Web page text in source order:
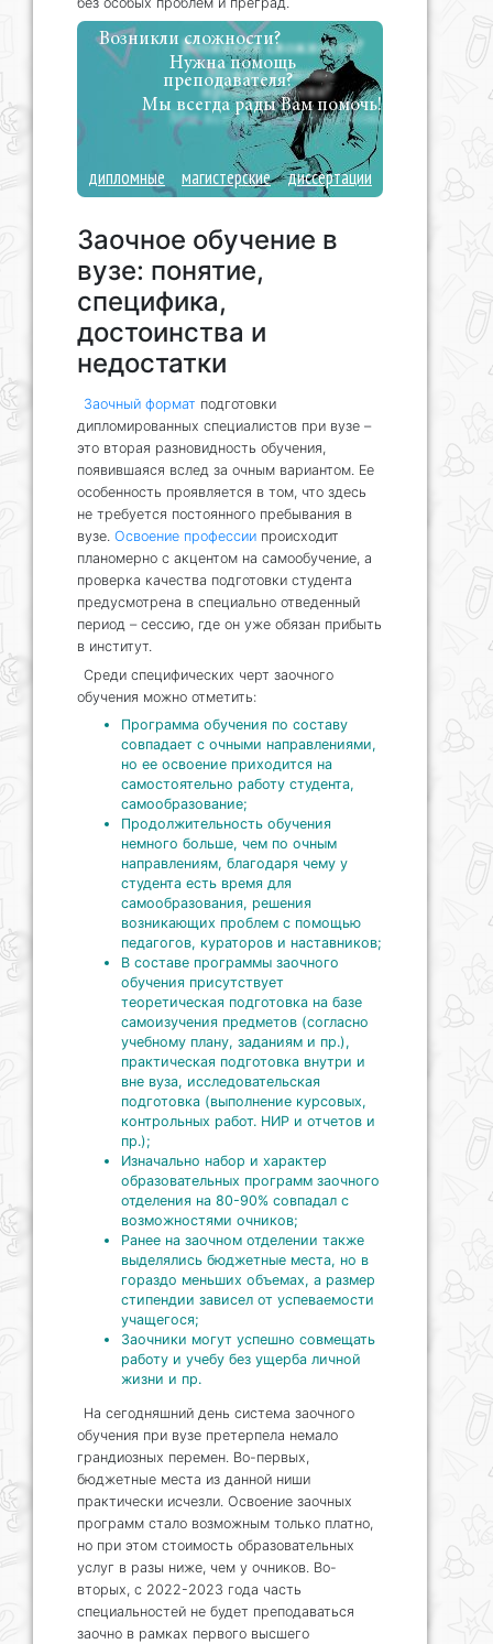
Возникли сложности?
Нужна помощь
преподавателя?
Мы всегда рады Вам помочь!
дипломные магистерские диссертации
Заочное обучение в
вузе: понятие,
специфика,
достоинства и
недостатки
Заочный формат подготовки
дипломированных специалистов при вузе –
это вторая разновидность обучения,
появившаяся вслед за очным вариантом. Ее
особенность проявляется в том, что здесь
не требуется постоянного пребывания в
вузе. Освоение профессии происходит
планомерно с акцентом на самообучение, а
проверка качества подготовки студента
предусмотрена в специально отведенный
период – сессию, где он уже обязан прибыть
в институт.
Среди специфических черт заочного
обучения можно отметить:
Программа обучения по составу
совпадает с очными направлениями,
но ее освоение приходится на
самостоятельно работу студента,
самообразование;
Продолжительность обучения
немного больше, чем по очным
направлениям, благодаря чему у
студента есть время для
самообразования, решения
возникающих проблем с помощью
педагогов, кураторов и наставников;
В составе программы заочного
обучения присутствует
теоретическая подготовка на базе
самоизучения предметов (согласно
учебному плану, заданиям и пр.),
практическая подготовка внутри и
вне вуза, исследовательская
подготовка (выполнение курсовых,
контрольных работ. НИР и отчетов и
пр.);
Изначально набор и характер
образовательных программ заочного
отделения на 80-90% совпадал с
возможностями очников;
Ранее на заочном отделении также
выделялись бюджетные места, но в
гораздо меньших объемах, а размер
стипендии зависел от успеваемости
учащегося;
Заочники могут успешно совмещать
работу и учебу без ущерба личной
жизни и пр.
На сегодняшний день система заочного
обучения при вузе претерпела немало
грандиозных перемен. Во-первых,
бюджетные места из данной ниши
практически исчезли. Освоение заочных
программ стало возможным только платно,
но при этом стоимость образовательных
услуг в разы ниже, чем у очников. Во-
вторых, с 2022-2023 года часть
специальностей не будет преподаваться
заочно в рамках первого высшего